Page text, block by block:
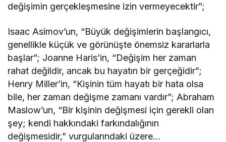
değişimin gerçekleşmesine izin vermeyecektir”;
Isaac Asimov’un, “Büyük değişimlerin başlangıcı,
genellikle küçük ve görünüşte önemsiz kararlarla
başlar”; Joanne Haris’in, “Değişim her zaman
rahat değildir, ancak bu hayatın bir gerçeğidir”;
Henry Miller’in, “Kişinin tüm hayatı bir hata olsa
bile, her zaman değişme zamanı vardır”; Abraham
Maslow’un, “Bir kişinin değişmesi için gerekli olan
şey; kendi hakkındaki farkındalığının
değişmesidir,” vurgularındaki üzere…